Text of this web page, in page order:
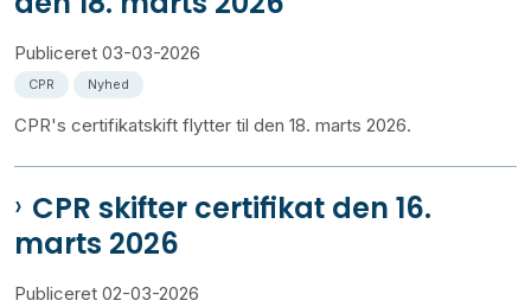
Publiceret 03-03-2026
CPR Nyhed
CPR's certifikatskift flytter til den 18. marts 2026.
CPR skifter certifikat den 16.
marts 2026
Publiceret 02-03-2026